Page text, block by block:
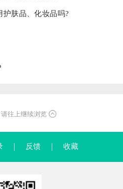
肤品、化妆品吗?
往上继续浏览
反馈 收藏